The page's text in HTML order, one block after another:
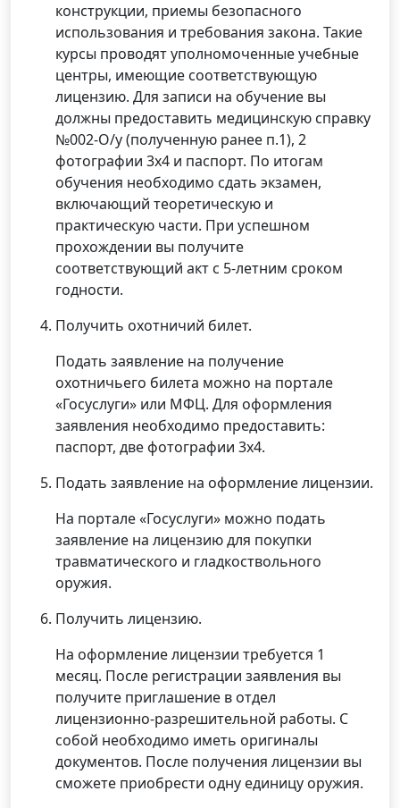
конструкции, приемы безопасного
использования и требования закона. Такие
курсы проводят уполномоченные учебные
центры, имеющие соответствующую
лицензию. Для записи на обучение вы
должны предоставить медицинскую справку
№002-О/у (полученную ранее п.1), 2
фотографии 3х4 и паспорт. По итогам
обучения необходимо сдать экзамен,
включающий теоретическую и
практическую части. При успешном
прохождении вы получите
соответствующий акт с 5-летним сроком
годности.
Получить охотничий билет.
Подать заявление на получение
охотничьего билета можно на портале
«Госуслуги» или МФЦ. Для оформления
заявления необходимо предоставить:
паспорт, две фотографии 3х4.
Подать заявление на оформление лицензии.
На портале «Госуслуги» можно подать
заявление на лицензию для покупки
травматического и гладкоствольного
оружия.
Получить лицензию.
На оформление лицензии требуется 1
месяц. После регистрации заявления вы
получите приглашение в отдел
лицензионно-разрешительной работы. С
собой необходимо иметь оригиналы
документов. После получения лицензии вы
сможете приобрести одну единицу оружия.